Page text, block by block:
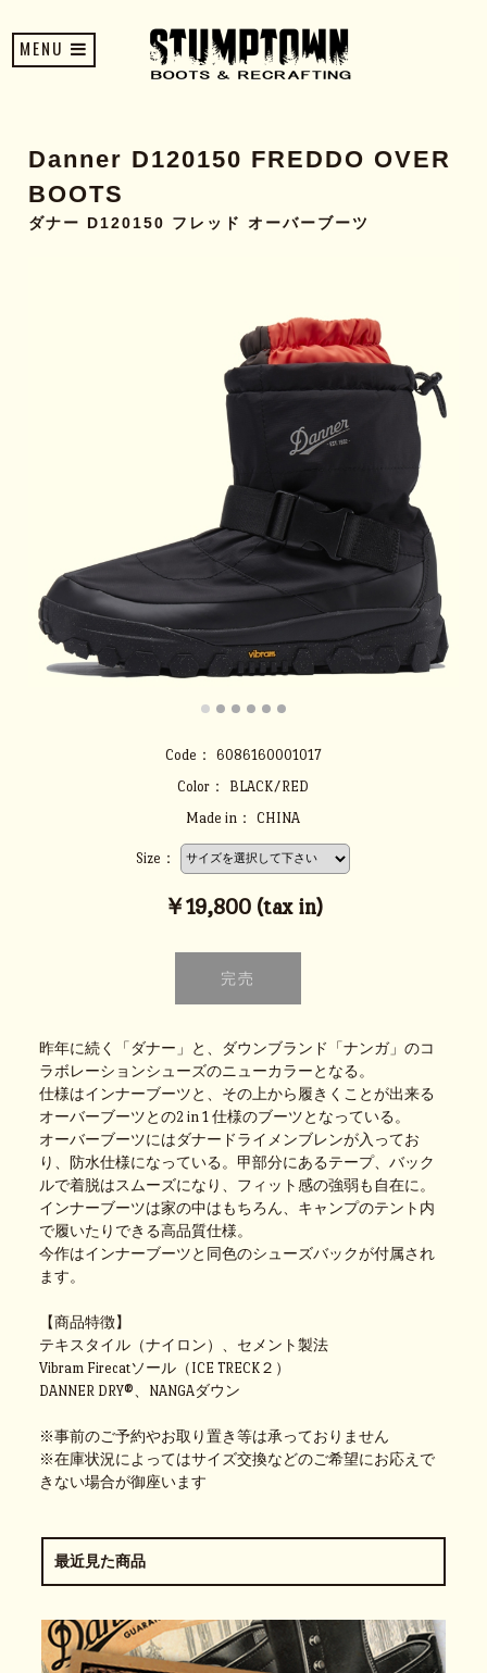
MENU
Danner D120150 FREDDO OVER
BOOTS
ダナー D120150 フレッド オーバーブーツ
Code：
6086160001017
Color：
BLACK/RED
Made in：
CHINA
Size：
￥19,800 (tax in)
昨年に続く「ダナー」と、ダウンブランド「ナンガ」のコ
ラボレーションシューズのニューカラーとなる。
仕様はインナーブーツと、その上から履きくことが出来る
オーバーブーツとの2 in 1 仕様のブーツとなっている。
オーバーブーツにはダナードライメンブレンが入ってお
り、防水仕様になっている。甲部分にあるテープ、バック
ルで着脱はスムーズになり、フィット感の強弱も自在に。
インナーブーツは家の中はもちろん、キャンプのテント内
で履いたりできる高品質仕様。
今作はインナーブーツと同色のシューズバックが付属され
ます。
【商品特徴】
テキスタイル（ナイロン）、セメント製法
Vibram Firecatソール（ICE TRECK２）
DANNER DRY®、NANGAダウン
※事前のご予約やお取り置き等は承っておりません
※在庫状況によってはサイズ交換などのご希望にお応えで
きない場合が御座います
最近見た商品